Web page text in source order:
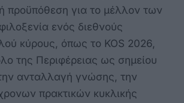
προϋπόθεση για το μέλλον των
ενός διεθνούς
κύρους, όπως το KOS 2026,
της Περιφέρειας ως σημείου
ανταλλαγή γνώσης, την
πρακτικών κυκλικής